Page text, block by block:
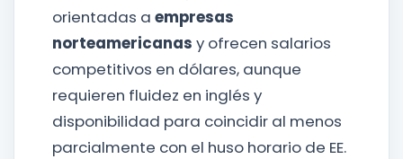
orientadas a empresas
norteamericanas y ofrecen salarios
competitivos en dólares, aunque
requieren fluidez en inglés y
disponibilidad para coincidir al menos
parcialmente con el huso horario de EE.